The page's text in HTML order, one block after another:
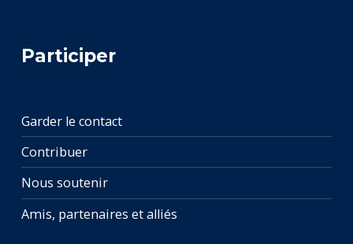
Participer
Garder le contact
Contribuer
Nous soutenir
Amis, partenaires et alliés